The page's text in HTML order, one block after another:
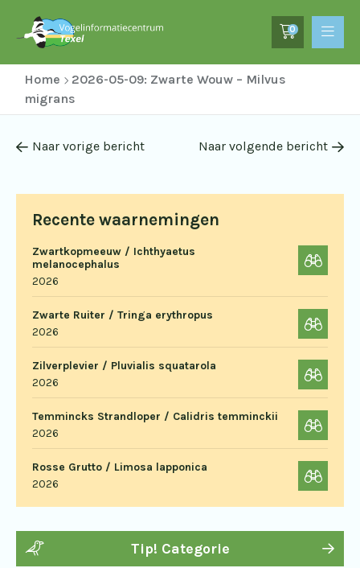
0
Home
2026-05-09: Zwarte Wouw – Milvus
migrans
Recente waarnemingen
Zwartkopmeeuw / Ichthyaetus
melanocephalus
2026
Zwarte Ruiter / Tringa erythropus
2026
Zilverplevier / Pluvialis squatarola
2026
Temmincks Strandloper / Calidris temminckii
2026
Rosse Grutto / Limosa lapponica
2026
Tip! Categorie
Naar vorige bericht Naar volgende bericht